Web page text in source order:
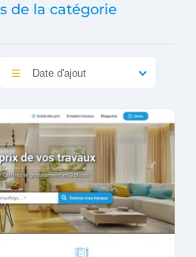
de la catégorie
Date d'ajout